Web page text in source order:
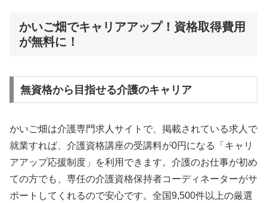
かいご畑でキャリアアップ！資格取得費用
が無料に！
無資格から目指せる介護のキャリア
かいご畑は介護専門求人サイトで、掲載されている求人で
就業すれば、介護資格講座の受講料が0円になる「キャリ
アアップ応援制度」を利用できます。介護のお仕事が初め
ての方でも、専任の介護資格保持者コーディネーターがサ
ポートしてくれるので安心です。全国9,500件以上の厳選